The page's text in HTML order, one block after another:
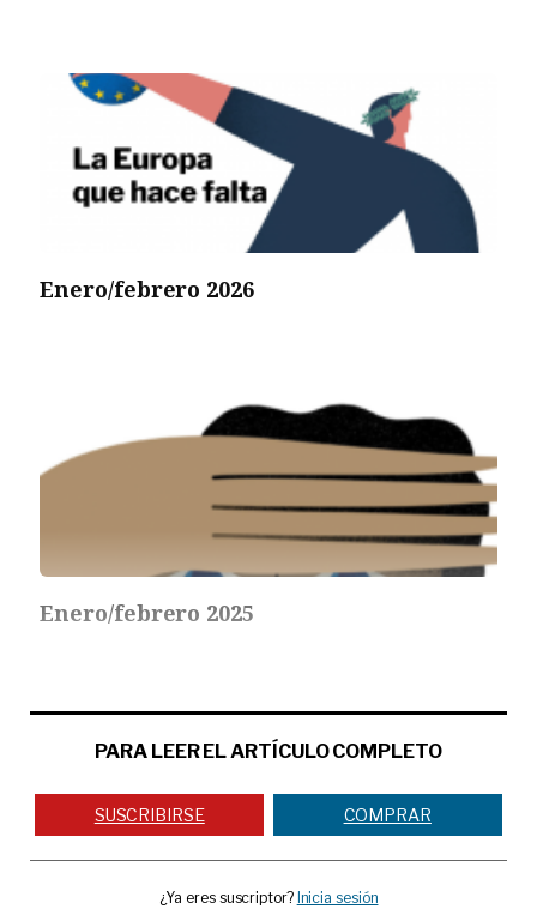
Enero/febrero 2026
Enero/febrero 2025
PARA LEER EL ARTÍCULO COMPLETO
SUSCRIBIRSE COMPRAR
¿Ya eres suscriptor? Inicia sesión